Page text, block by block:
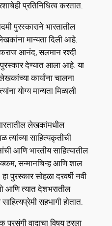
प्रतिनिधित्व करतात.
पुरस्काराने भारतातील
मान्यता दिली आहे.
आनंद, सलमान रश्दी
देण्यात आला आहे. या
कार्यांना चालना
योग्य मान्यता मिळाली
लेखकांमधील
त्यांच्या साहित्यकृतीची
आणि भारतीय साहित्यातील
सन्मानचिन्ह आणि शाल
पुरस्कार सोहळा दरवर्षी नवी
आणि त्यात देशभरातील
सहभागी होतात.
वादाचा विषय ठरला